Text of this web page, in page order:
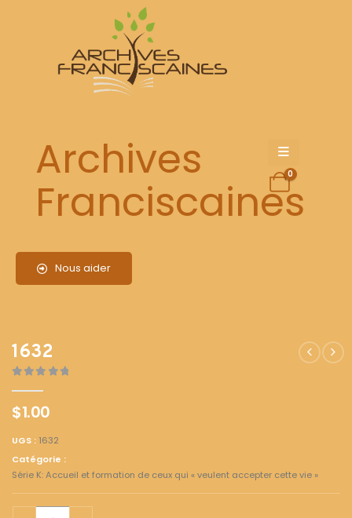
Archives
Franciscaines
Nous aider
0
1632
$1.00
UGS : 1632
Catégorie :
Série K: Accueil et formation de ceux qui « veulent accepter cette vie »